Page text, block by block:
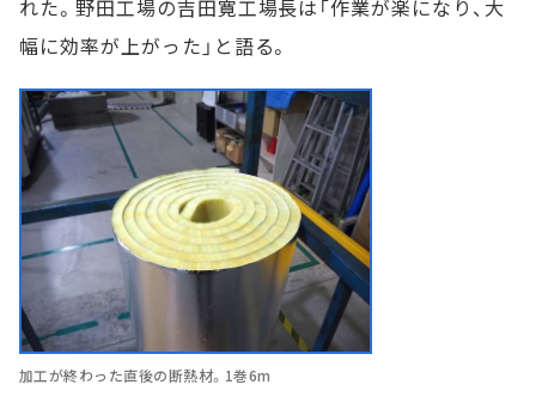
れた。野田工場の吉田寛工場長は「作業が楽になり、大
幅に効率が上がった」と語る。
加工が終わった直後の断熱材。1巻6m